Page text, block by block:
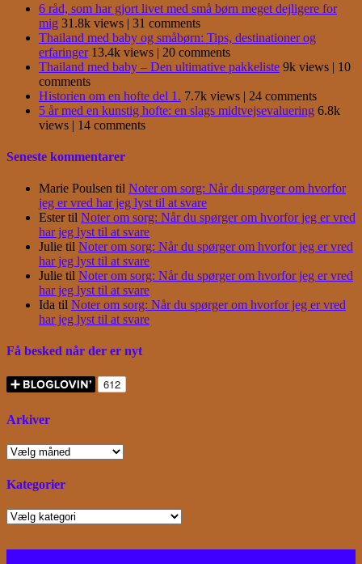
6 råd, som har gjort livet med små børn meget dejligere for
mig 31.8k views | 31 comments
Thailand med baby og småbørn: Tips, destinationer og
erfaringer 13.4k views | 20 comments
Thailand med baby – Den ultimative pakkeliste 9k views | 10
comments
Historien om en hofte del 1. 7.7k views | 24 comments
5 år med en kunstig hofte: en slags midtvejsevaluering 6.8k
views | 14 comments
Seneste kommentarer
Marie Poulsen til Noter om sorg: Når du spørger om hvorfor
jeg er vred har jeg lyst til at svare
Estertil Noter om sorg: Når du spørger om hvorfor jeg er vred
har jeg lyst til at svare
Julie til Noter om sorg: Når du spørger om hvorfor jeg er vred
har jeg lyst til at svare
Julie til Noter om sorg: Når du spørger om hvorfor jeg er vred
har jeg lyst til at svare
Ida til Noter om sorg: Når du spørger om hvorfor jeg er vred
har jeg lyst til at svare
Få besked når der er nyt
Arkiver
Arkiver
Kategorier
Kategorier